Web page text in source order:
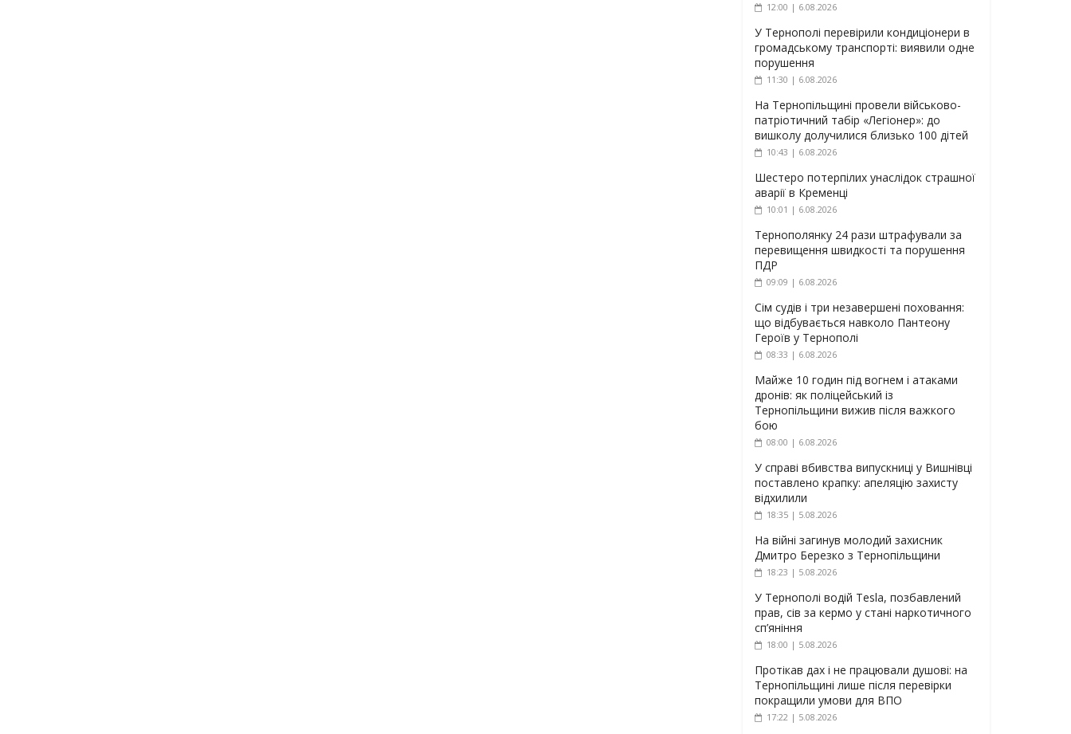
12:00 | 6.08.2026
У Тернополі перевірили кондиціонери в
громадському транспорті: виявили одне
порушення
11:30 | 6.08.2026
На Тернопільщині провели військово-
патріотичний табір «Легіонер»: до
вишколу долучилися близько 100 дітей
10:43 | 6.08.2026
Шестеро потерпілих унаслідок страшної
аварії в Кременці
10:01 | 6.08.2026
Тернополянку 24 рази штрафували за
перевищення швидкості та порушення
ПДР
09:09 | 6.08.2026
Сім судів і три незавершені поховання:
що відбувається навколо Пантеону
Героїв у Тернополі
08:33 | 6.08.2026
Майже 10 годин під вогнем і атаками
дронів: як поліцейський із
Тернопільщини вижив після важкого
бою
08:00 | 6.08.2026
У справі вбивства випускниці у Вишнівці
поставлено крапку: апеляцію захисту
відхилили
18:35 | 5.08.2026
На війні загинув молодий захисник
Дмитро Березко з Тернопільщини
18:23 | 5.08.2026
У Тернополі водій Tesla, позбавлений
прав, сів за кермо у стані наркотичного
сп’яніння
18:00 | 5.08.2026
Протікав дах і не працювали душові: на
Тернопільщині лише після перевірки
покращили умови для ВПО
17:22 | 5.08.2026